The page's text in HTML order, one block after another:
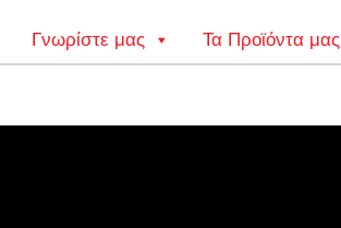
Γνωρίστε μας Τα Προϊόντα μας